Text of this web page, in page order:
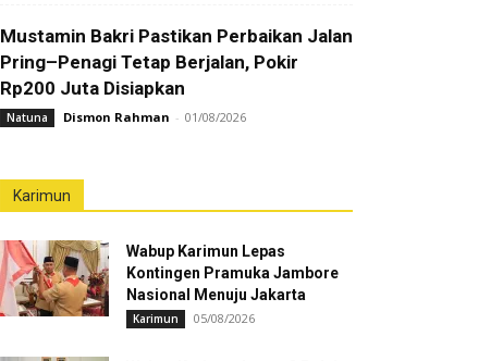
Mustamin Bakri Pastikan Perbaikan Jalan
Pring–Penagi Tetap Berjalan, Pokir
Rp200 Juta Disiapkan
Natuna Dismon Rahman - 01/08/2026
Karimun
Wabup Karimun Lepas
Kontingen Pramuka Jambore
Nasional Menuju Jakarta
Karimun 05/08/2026